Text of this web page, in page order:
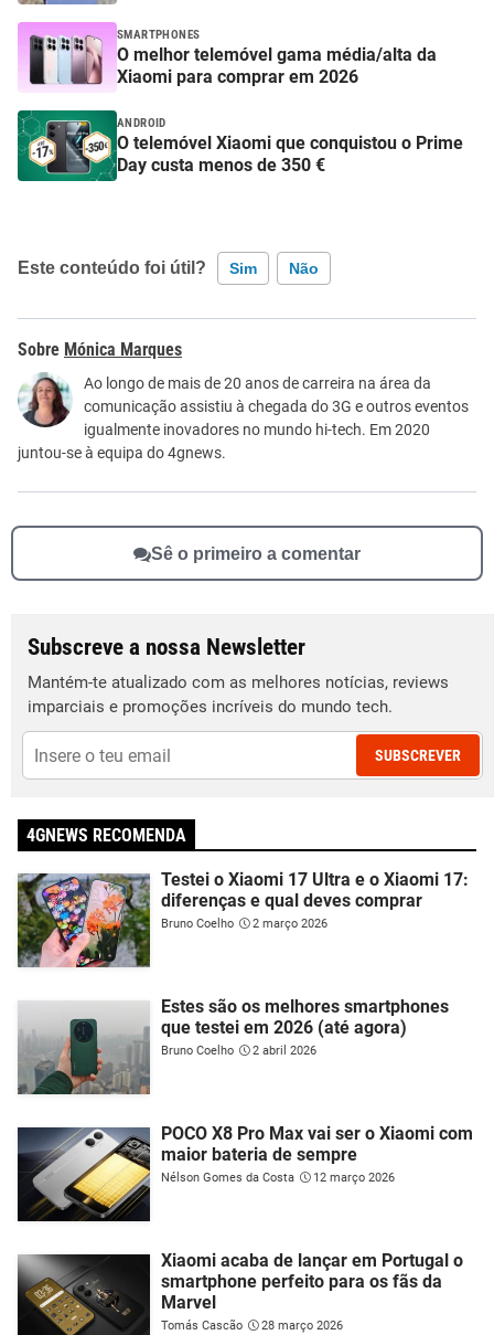
SMARTPHONES
O melhor telemóvel gama média/alta da
Xiaomi para comprar em 2026
ANDROID
O telemóvel Xiaomi que conquistou o Prime
Day custa menos de 350 €
Este conteúdo foi útil? Sim Não
Este conteúdo contém informação incorreta
Este conteúdo não tem a informação que procuro
Outro
Mónica Marques
Ao longo de mais de 20 anos de carreira na área da
comunicação assistiu à chegada do 3G e outros eventos
igualmente inovadores no mundo hi-tech. Em 2020
juntou-se à equipa do 4gnews.
Sê o primeiro a comentar
Subscreve a nossa Newsletter
Mantém-te atualizado com as melhores notícias, reviews
imparciais e promoções incríveis do mundo tech.
SUBSCREVER
4GNEWS RECOMENDA
Testei o Xiaomi 17 Ultra e o Xiaomi 17:
diferenças e qual deves comprar
Bruno Coelho 2 março 2026
Estes são os melhores smartphones
que testei em 2026 (até agora)
Bruno Coelho 2 abril 2026
POCO X8 Pro Max vai ser o Xiaomi com
maior bateria de sempre
Nélson Gomes da Costa 12 março 2026
Xiaomi acaba de lançar em Portugal o
smartphone perfeito para os fãs da
Marvel
Tomás Cascão 28 março 2026